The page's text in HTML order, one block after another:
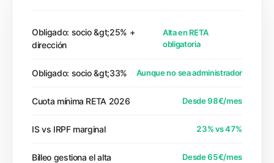
Obligado: socio &gt;25% +
dirección
Alta en RETA
obligatoria
Obligado: socio &gt;33% Aunque no sea administrador
Cuota mínima RETA 2026 Desde 98€/mes
IS vs IRPF marginal 23% vs 47%
Billeo gestiona el alta Desde 65€/mes